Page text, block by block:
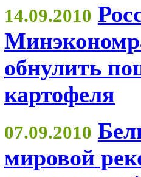
14.09.2010
обнулить
картофеля
07.09.2010
мировой